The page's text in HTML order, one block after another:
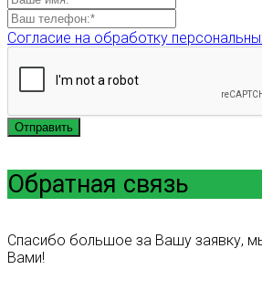
Согласие на обработку
Отправить
Обратная связь
Спасибо большое за Вашу заявку,
Вами!